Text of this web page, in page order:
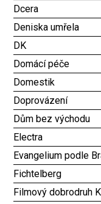
Dcera
Deniska umřela
DK
Domácí péče
Domestik
Doprovázení
Dům bez východu
Electra
Evangelium podle
Fichtelberg
Filmový dobrodruh